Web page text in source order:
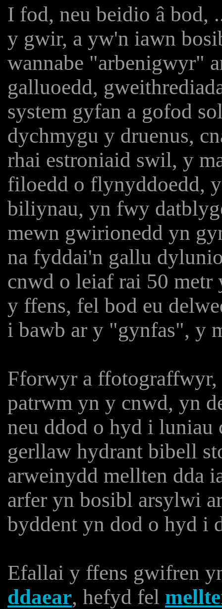
I fod, neu beidio â bod,
y gwir, a yw'n iawn
wannabe "arbenigwyr"
galluoedd,
system gyfan a gofod
dychmygu y druenus,
rhai estroniaid swil, y
filoedd o flynyddoedd,
biliynau, yn fwy
mewn gwirionedd yn
na fyddai'n gallu
cnwd o leiaf rai 50
y ffens, fel bod eu
i bawb ar y "gynfas", y
Fforwyr a
patrwm yn y cnwd, yn
neu ddod o hyd i
gerllaw hydrant bibell
arweinydd mellten dda
arfer yn bosibl arsylwi
byddent yn dod o hyd i
Efallai y ffens gwifren
ddaear, hefyd fel